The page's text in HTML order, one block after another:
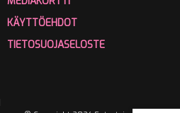
KÄYTTÖEHDOT
TIETOSUOJASELOSTE